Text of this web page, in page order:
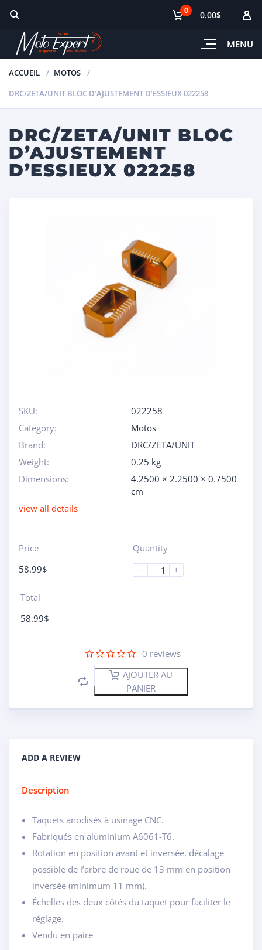
MENU
0 0.00$
ACCUEIL
MOTOS
DRC/ZETA/UNIT BLOC D’AJUSTEMENT D’ESSIEUX 022258
DRC/ZETA/UNIT BLOC
D’AJUSTEMENT
D’ESSIEUX 022258
SKU:
022258
Category:
Motos
Brand:
DRC/ZETA/UNIT
Weight:
0.25 kg
Dimensions:
4.2500 × 2.2500 × 0.7500
cm
view all details
Price
58.99$
Quantity
-
+
Total
58.99$
0 reviews
AJOUTER AU
PANIER
ADD A REVIEW
Description
Taquets anodisés à usinage CNC.
Fabriqués en aluminium A6061-T6.
Rotation en position avant et inversée, décalage
possible de l’arbre de roue de 13 mm en position
inversée (minimum 11 mm).
Échelles des deux côtés du taquet pour faciliter le
réglage.
Vendu en paire